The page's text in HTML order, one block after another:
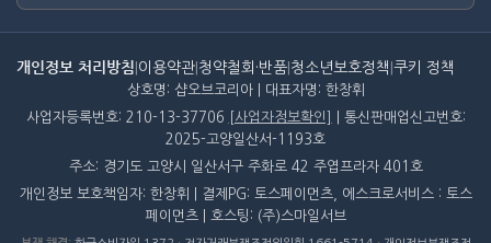
개인정보 처리방침 이용약관 청약철회·반품 청소년보호정책 쿠키 정책
상호명: 샵오브코리아 | 대표자명: 한창휘
사업자등록번호: 210-13-37706
[사업자정보확인]
| 통신판매업신고번호:
2025-고양일산서-1193호
주소: 경기도 고양시 일산서구 주화로 42 주엽프라자 401호
개인정보 보호책임자: 한창휘 | 결제PG: 토스페이먼츠, 에스크로서비스 : 토스
페이먼츠 | 호스팅: (주)스마일서브